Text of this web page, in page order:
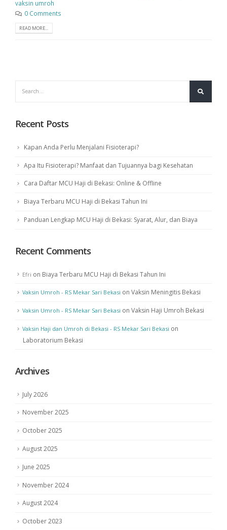
vaksin umroh
0 Comments
READ MORE...
Recent Posts
Kapan Anda Perlu Menjalani Fisioterapi?
Apa Itu Fisioterapi? Manfaat dan Tujuannya bagi Kesehatan
Cara Daftar MCU Haji di Bekasi: Online & Offline
Biaya Terbaru MCU Haji di Bekasi Tahun Ini
Panduan Lengkap MCU Haji di Bekasi: Syarat, Alur, dan Biaya
Recent Comments
Efri on Biaya Terbaru MCU Haji di Bekasi Tahun Ini
Vaksin Umroh - RS Mekar Sari Bekasi on Vaksin Meningitis Bekasi
Vaksin Umroh - RS Mekar Sari Bekasi on Vaksin Haji Umroh Bekasi
Vaksin Haji dan Umroh di Bekasi - RS Mekar Sari Bekasi on
Laboratorium Bekasi
Archives
July 2026
November 2025
October 2025
August 2025
June 2025
November 2024
August 2024
October 2023